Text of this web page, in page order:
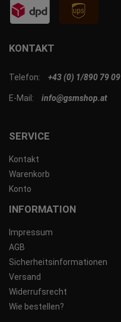
SERVICE
Kontakt
Warenkorb
Konto
INFORMATION
Impressum
AGB
Sicherheitsinformationen
Versand
Widerrufsrecht
Wie bestellen?
KONTAKT
Telefon: +43 (0) 1/890 79 09
E-Mail: info@gsmshop.at